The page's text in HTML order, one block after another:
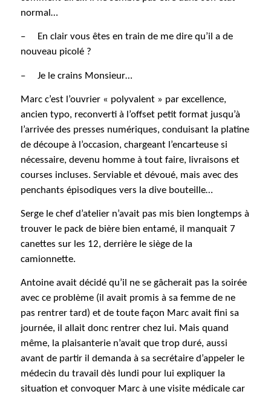
normal…
–
En clair vous êtes en train de me dire qu’il a de
nouveau picolé ?
– Je le crains Monsieur…
Marc c’est l’ouvrier « polyvalent » par excellence,
ancien typo, reconverti à l’offset petit format jusqu’à
l’arrivée des presses numériques, conduisant la platine
de découpe à l’occasion, chargeant l’encarteuse si
nécessaire, devenu homme à tout faire, livraisons et
courses incluses. Serviable et dévoué, mais avec des
penchants épisodiques vers la dive bouteille…
Serge le chef d’atelier n’avait pas mis bien longtemps à
trouver le pack de bière bien entamé, il manquait 7
canettes sur les 12, derrière le siège de la
camionnette.
Antoine avait décidé qu’il ne se gâcherait pas la soirée
avec ce problème (il avait promis à sa femme de ne
pas rentrer tard) et de toute façon Marc avait fini sa
journée, il allait donc rentrer chez lui. Mais quand
même, la plaisanterie n’avait que trop duré, aussi
avant de partir il demanda à sa secrétaire d’appeler le
médecin du travail dès lundi pour lui expliquer la
situation et convoquer Marc à une visite médicale car